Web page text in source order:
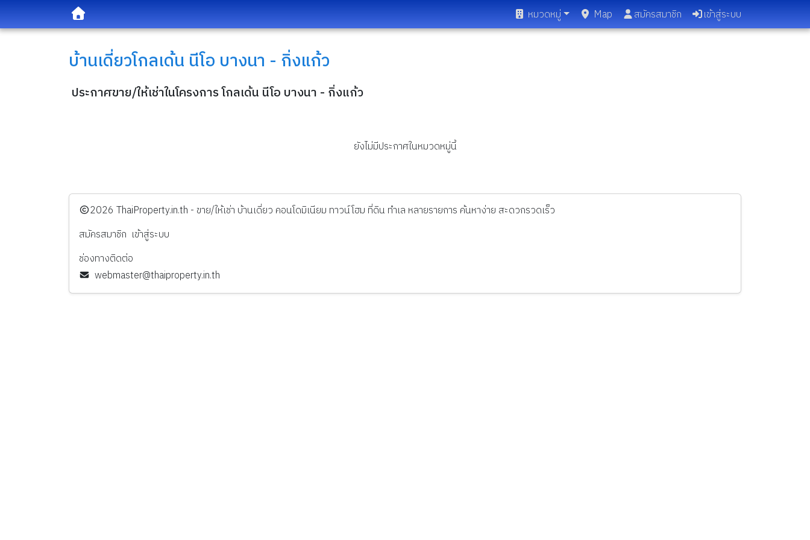
หมวดหมู่ Map สมัครสมาชิก เข้าสู่ระบบ
บ้านเดี่ยวโกลเด้น นีโอ บางนา - กิ่งแก้ว
ประกาศขาย/ให้เช่าในโครงการ โกลเด้น นีโอ บางนา - กิ่งแก้ว
ยังไม่มีประกาศในหมวดหมู่นี้
️2026 ThaiProperty.in.th - ขาย/ให้เช่า บ้านเดี่ยว คอนโดมิเนียม ทาวน์โฮม ที่ดิน ทำเล หลายรายการ ค้นหาง่าย สะดวกรวดเร็ว
สมัครสมาชิก เข้าสู่ระบบ
ช่องทางติดต่อ
webmaster@thaiproperty.in.th